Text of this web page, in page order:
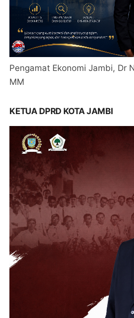
Pengamat Ekonomi Jambi, Dr
MM
KETUA DPRD KOTA JAMBI